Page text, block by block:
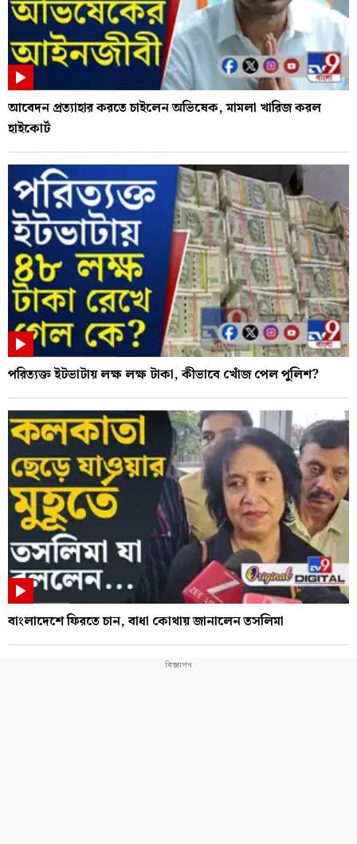
আবেদন প্রত্যাহার করতে চাইলেন অভিষেক, মামলা খারিজ করল
হাইকোর্ট
পরিত্যক্ত ইটভাটায় লক্ষ লক্ষ টাকা, কীভাবে খোঁজ পেল পুলিশ?
বাংলাদেশে ফিরতে চান, বাধা কোথায় জানালেন তসলিমা